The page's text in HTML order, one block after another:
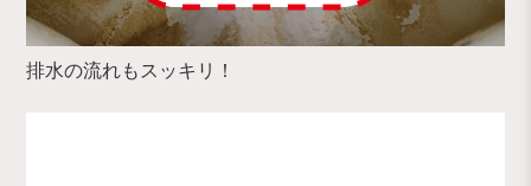
排水の流れもスッキリ！